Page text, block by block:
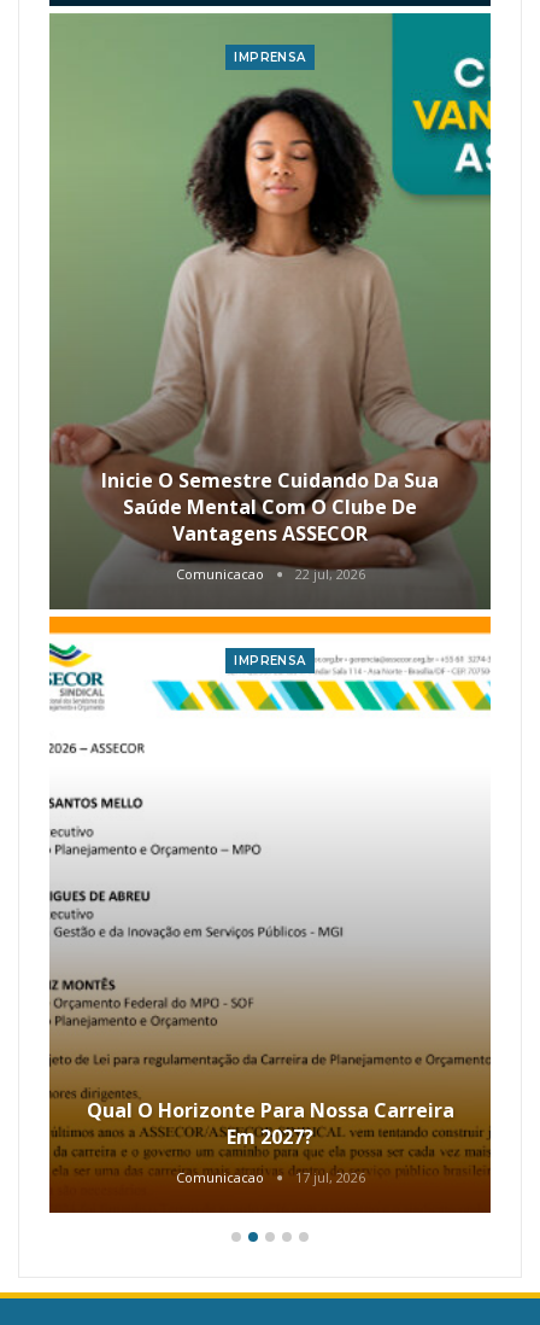
IMPRENSA
Inicie O Semestre Cuidando Da Sua
Saúde Mental Com O Clube De
Vantagens ASSECOR
Comunicacao 22 jul, 2026
IMPRENSA
Qual O Horizonte Para Nossa Carreira
Em 2027?
Comunicacao 17 jul, 2026